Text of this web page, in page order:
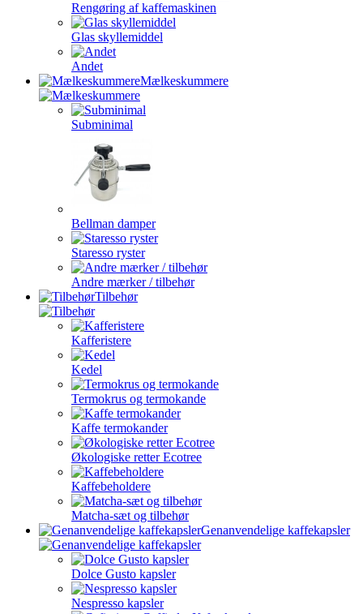
Rengøring af kaffemaskinen
Glas skyllemiddel
Andet
Mælkeskummere
Subminimal
Bellman damper
Staresso ryster
Andre mærker / tilbehør
Tilbehør
Kafferistere
Kedel
Termokrus og termokande
Kaffe termokander
Økologiske retter Ecotree
Kaffebeholdere
Matcha-sæt og tilbehør
Genanvendelige kaffekapsler
Dolce Gusto kapsler
Nespresso kapsler